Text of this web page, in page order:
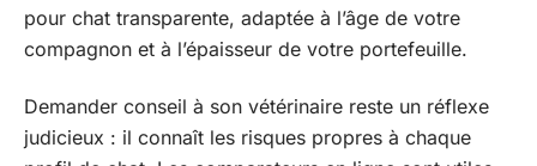
pour chat transparente, adaptée à l’âge de votre
compagnon et à l’épaisseur de votre portefeuille.
Demander conseil à son vétérinaire reste un réflexe
judicieux : il connaît les risques propres à chaque